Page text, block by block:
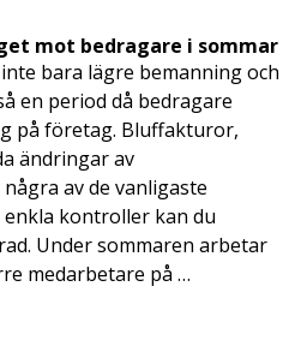
mot bedragare i sommar
bara lägre bemanning och
en period då bedragare
på företag. Bluffakturor,
ändringar av
av de vanligaste
kontroller kan du
Under sommaren arbetar
medarbetare på …